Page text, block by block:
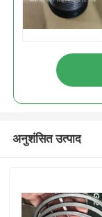
अनुशंसित उत्पाद